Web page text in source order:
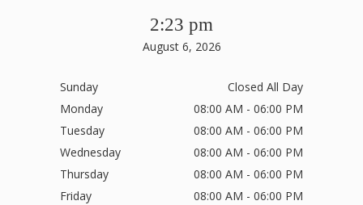
2:23 pm
August 6, 2026
Sunday
Closed All Day
Monday
08:00 AM - 06:00 PM
Tuesday
08:00 AM - 06:00 PM
Wednesday
08:00 AM - 06:00 PM
Thursday
08:00 AM - 06:00 PM
Friday
08:00 AM - 06:00 PM